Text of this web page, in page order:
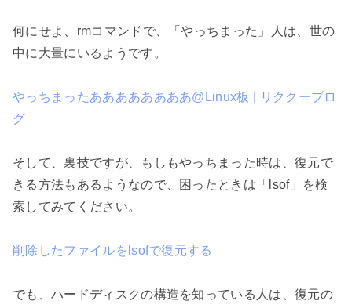
何にせよ、rmコマンドで、「やっちまった」人は、世の
中に大量にいるようです。
やっちまったああああああああ@Linux板 | リククーブロ
グ
そして、裏技ですが、もしもやっちまった時は、復元で
きる方法もあるようなので、困ったときは「lsof」を検
索してみてください。
削除したファイルをlsofで復元する
でも、ハードディスクの構造を知っている人は、復元の